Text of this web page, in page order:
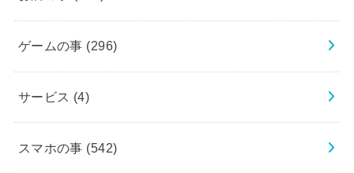
ゲームの事 (296)
サービス (4)
スマホの事 (542)